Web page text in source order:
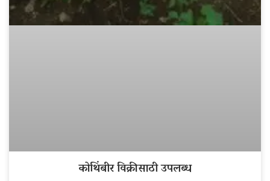
कोथिंबीर विक्रीसाठी उपलब्ध